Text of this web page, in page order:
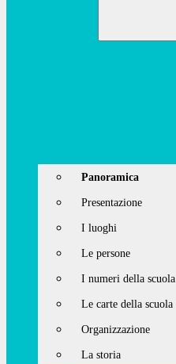
Panoramica
Presentazione
I luoghi
Le persone
I numeri della scuola
Le carte della scuola
Organizzazione
La storia